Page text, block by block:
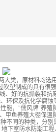
类，原材料均
塑制成的具有
好的抗撕裂和
环保及抗化学腐蚀
能，"儒风牌"养
鱼养殖大棚保
同的种类，分
下室防水防潮工